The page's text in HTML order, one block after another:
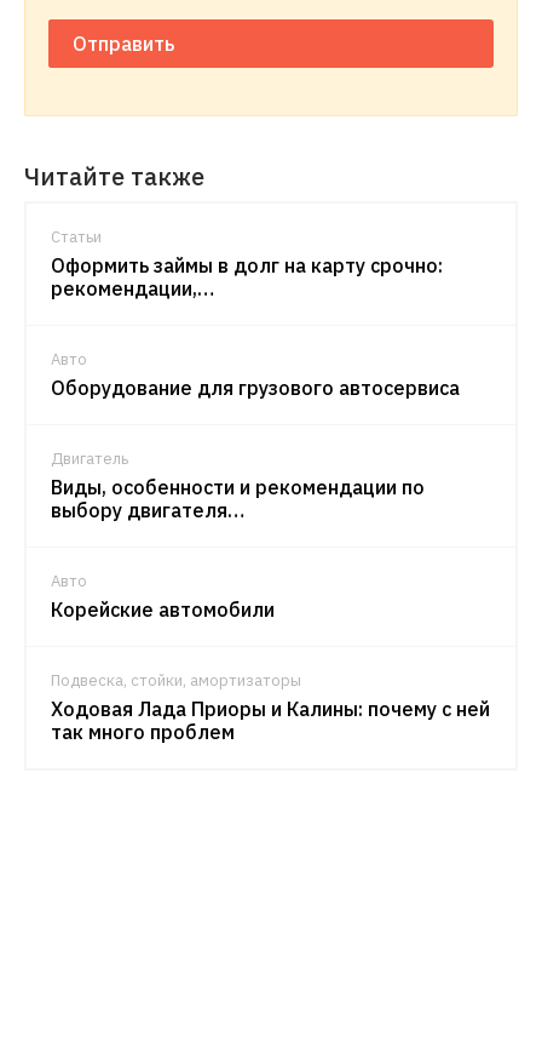
Отправить
Читайте также
Статьи
Оформить займы в долг на карту срочно:
рекомендации,…
Авто
Оборудование для грузового автосервиса
Двигатель
Виды, особенности и рекомендации по
выбору двигателя…
Авто
Корейские автомобили
Подвеска, стойки, амортизаторы
Ходовая Лада Приоры и Калины: почему с ней
так много проблем